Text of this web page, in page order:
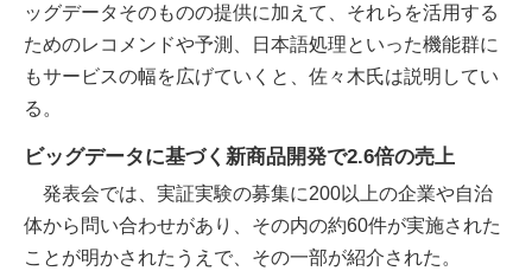
ッグデータそのものの提供に加えて、それらを活用する
ためのレコメンドや予測、日本語処理といった機能群に
もサービスの幅を広げていくと、佐々木氏は説明してい
る。
ビッグデータに基づく新商品開発で2.6倍の売上
発表会では、実証実験の募集に200以上の企業や自治
体から問い合わせがあり、その内の約60件が実施された
ことが明かされたうえで、その一部が紹介された。